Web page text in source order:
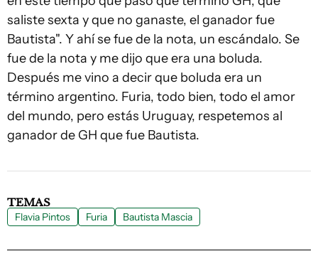
saliste sexta y que no ganaste, el ganador fue
Bautista". Y ahí se fue de la nota, un escándalo. Se
fue de la nota y me dijo que era una boluda.
Después me vino a decir que boluda era un
término argentino. Furia, todo bien, todo el amor
del mundo, pero estás Uruguay, respetemos al
ganador de GH que fue Bautista.
TEMAS
Flavia Pintos Furia Bautista Mascia